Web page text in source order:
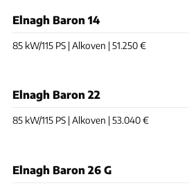
Elnagh Baron 14
85 kW/115 PS | Alkoven | 51.250 €
Elnagh Baron 22
85 kW/115 PS | Alkoven | 53.040 €
Elnagh Baron 26 G